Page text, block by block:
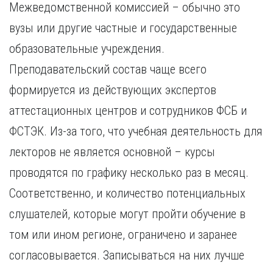
Межведомственной комиссией – обычно это
вузы или другие частные и государственные
образовательные учреждения.
Преподавательский состав чаще всего
формируется из действующих экспертов
аттестационных центров и сотрудников ФСБ и
ФСТЭК. Из-за того, что учебная деятельность для
лекторов не является основной – курсы
проводятся по графику несколько раз в месяц.
Соответственно, и количество потенциальных
слушателей, которые могут пройти обучение в
том или ином регионе, ограничено и заранее
согласовывается. Записываться на них лучше